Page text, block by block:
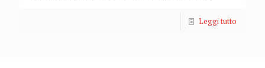
Leggi tutto